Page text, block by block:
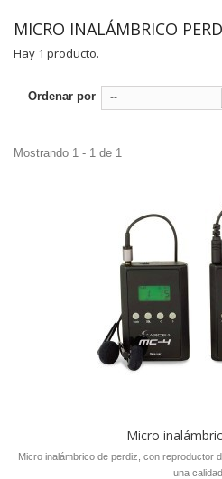
MICRO INALÁMBRICO
Hay 1 producto.
Ordenar por --
Mostrando 1 - 1 de 1
Micro
Micro inalámbrico de perdiz, con reproductor
una